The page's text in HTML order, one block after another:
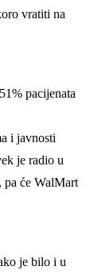
vratiti na
pacijenata
i javnosti
je radio u
pa će WalMart
je bilo i u